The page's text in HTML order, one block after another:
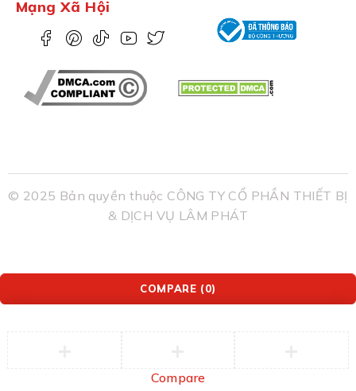
Mạng Xã Hội
© 2025 Bản quyền thuộc CÔNG TY CỔ PHẦN THIẾT BỊ
& DỊCH VỤ LÂM PHÁT
COMPARE (0)
Compare